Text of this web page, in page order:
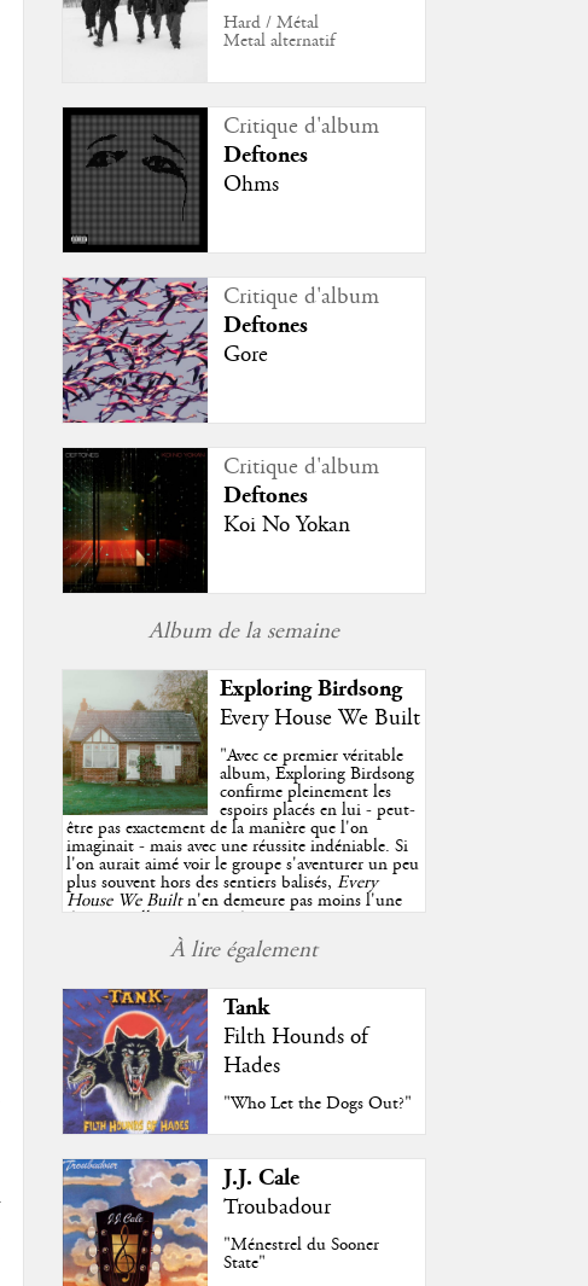
Hard / Métal
Metal alternatif
Critique d'album
Deftones
Ohms
Critique d'album
Deftones
Gore
Critique d'album
Deftones
Koi No Yokan
Album de la semaine
Exploring Birdsong
Every House We Built
"Avec ce premier véritable
album, Exploring Birdsong
confirme pleinement les
espoirs placés en lui - peut-
être pas exactement de la manière que l'on
imaginait - mais avec une réussite indéniable. Si
l'on aurait aimé voir le groupe s'aventurer un peu
plus souvent hors des sentiers balisés,Every
House We Builtn'en demeure pas moins l'une
des très belles surprises de cette année, porté par
plusieurs morceaux qui trouveront sans difficulté
une place de choix dans vos playlists estivales.
À lire également
Tank
Filth Hounds of
Hades
"Who Let the Dogs Out?"
J.J. Cale
Troubadour
"Ménestrel du Sooner
State"